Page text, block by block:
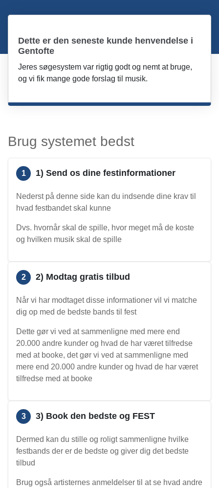
Dette er den seneste kunde henvendelse i
Gentofte
Jeres søgesystem var rigtig godt og nemt at bruge,
og vi fik mange gode forslag til musik.
Brug systemet bedst
1 1) Send os dine festinformationer
Nederst på denne side kan du indsende dine krav til
hvad festbandet skal kunne
Dvs. hvornår skal de spille, hvor meget må de koste
og hvilken musik skal de spille
2 2) Modtag gratis tilbud
Når vi har modtaget disse informationer vil vi matche
dig op med de bedste bands til fest
Dette gør vi ved at sammenligne med mere end
20.000 andre kunder og hvad de har været tilfredse
med at booke, det gør vi ved at sammenligne med
mere end 20.000 andre kunder og hvad de har været
tilfredse med at booke
3 3) Book den bedste og FEST
Dermed kan du stille og roligt sammenligne hvilke
festbands der er de bedste og giver dig det bedste
tilbud
Brug også artisternes anmeldelser til at se hvad andre